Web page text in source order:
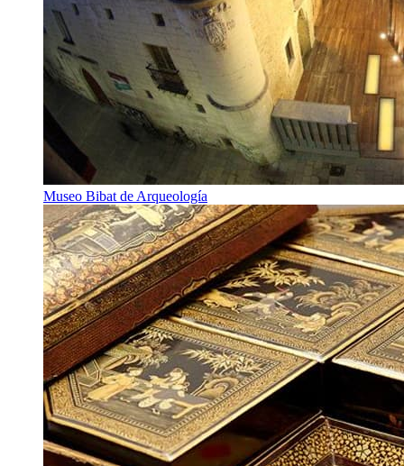
Museo Bibat de Arqueología